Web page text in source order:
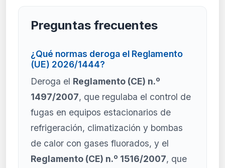
Preguntas frecuentes
¿Qué normas deroga el Reglamento
(UE) 2026/1444?
Deroga el Reglamento (CE) n.º
1497/2007, que regulaba el control de
fugas en equipos estacionarios de
refrigeración, climatización y bombas
de calor con gases fluorados, y el
Reglamento (CE) n.º 1516/2007, que